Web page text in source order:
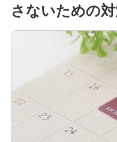
さないための